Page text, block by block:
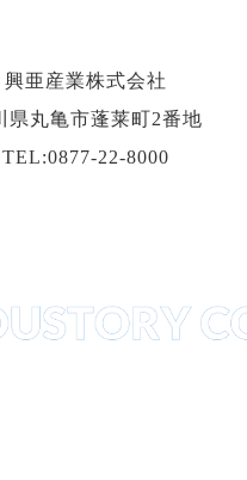
平成26年12月1日
興亜産業株式会社
県丸亀市蓬莱町2番地
TEL:0877-22-8000